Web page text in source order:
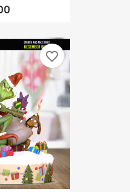
favorite_border